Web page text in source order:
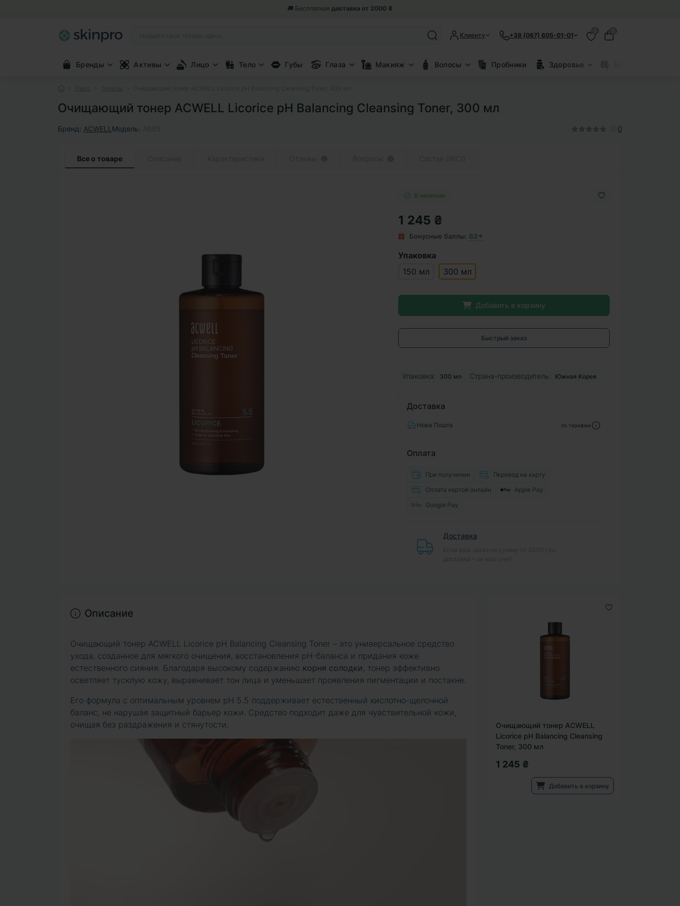
🎁 Возвращаем 5% от заказабонусными баллами
Клиенту +38 (067) 605-01-01
Бренды Активы Лицо Тело Губы Глаза Макияж Волосы Пробники Здоровье
Очищающий тонер ACWELL Licorice pH Balancing Cleansing Toner, 300 мл
Бренд: ACWELL Модель: 0
Все о товаре
В наличии
1 245 ₴
Бонусные баллы: 62✦
Упаковка
150 мл
300 мл
Добавить в корзину
Быстрый заказ
Упаковка: 300 мл Страна-производитель: Южная Корея
Доставка
Нова Пошта по тарифам
Оплата
При получении
Перевод на карту
Оплата картой онлайн
Apple Pay
Google Pay
Доставка
Очищающий тонер ACWELL
Licorice pH Balancing Cleansing
Toner, 300 мл
1 245 ₴
Добавить в корзину
Описание
Очищающий тонер ACWELL Licorice pH Balancing Cleansing Toner – это универсальное средство
ухода, созданное для мягкого очищения, восстановления pH-баланса и придания коже
естественного сияния. Благодаря высокому содержанию корня солодки , тонер эффективно
осветляет тусклую кожу, выравнивает тон лица и уменьшает проявления пигментации и постакне.
Его формула с оптимальным уровнем pH 5.5 поддерживает естественный кислотно-щелочной
баланс, не нарушая защитный барьер кожи. Средство подходит даже для чувствительной кожи,
очищая без раздражения и стянутости.